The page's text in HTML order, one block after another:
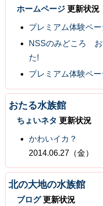
ホームページ 更新状況
プレミアム体験ペ
NSSのみどころ お
た!
プレミアム体験ペー
おたる水族館
ちょいネタ 更新状況
かわいイカ？
2014.06.27（金）
北の大地の水族館
ブログ更新状況